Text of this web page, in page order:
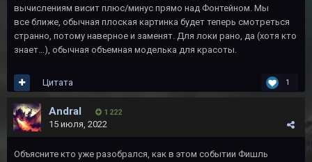
вычислениям висит плюс/минус прямо над Фонтейном. Мы
все ближе, обычная плоская картинка будет теперь смотреться
странно, потому наверное и заменят. Для локи рано, да (хотя кто
знает...), обычная объемная моделька для красоты.
1
Цитата
Andral 1 222
15 июля, 2022
Объясните кто уже разобрался, как в этом событии Фишль